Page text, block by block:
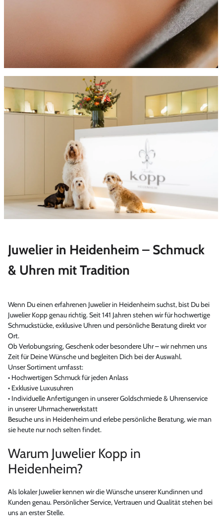
Juwelier in Heidenheim – Schmuck
& Uhren mit Tradition
Wenn Du einen erfahrenen Juwelier in Heidenheim suchst, bist Du bei
Juwelier Kopp genau richtig. Seit 141 Jahren stehen wir für hochwertige
Schmuckstücke, exklusive Uhren und persönliche Beratung direkt vor
Ort.
Ob Verlobungsring, Geschenk oder besondere Uhr – wir nehmen uns
Zeit für Deine Wünsche und begleiten Dich bei der Auswahl.
Unser Sortiment umfasst:
• Hochwertigen Schmuck für jeden Anlass
• Exklusive Luxusuhren
• Individuelle Anfertigungen in unserer Goldschmiede & Uhrenservice
in unserer Uhrmacherwerkstatt
Besuche uns in Heidenheim und erlebe persönliche Beratung, wie man
sie heute nur noch selten findet.
Warum Juwelier Kopp in
Heidenheim?
Als lokaler Juwelier kennen wir die Wünsche unserer Kundinnen und
Kunden genau. Persönlicher Service, Vertrauen und Qualität stehen bei
uns an erster Stelle.